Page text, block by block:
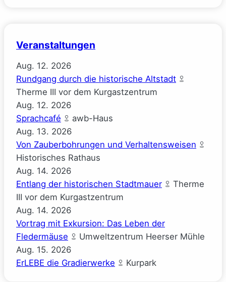
Veranstaltungen
Aug. 12. 2026
Rundgang durch die historische Altstadt
Therme III vor dem Kurgastzentrum
Aug. 12. 2026
Sprachcafé
awb-Haus
Aug. 13. 2026
Von Zauberbohrungen und Verhaltensweisen
Historisches Rathaus
Aug. 14. 2026
Entlang der historischen Stadtmauer
Therme
III vor dem Kurgastzentrum
Aug. 14. 2026
Vortrag mit Exkursion: Das Leben der
Fledermäuse
Umweltzentrum Heerser Mühle
Aug. 15. 2026
ErLEBE die Gradierwerke
Kurpark